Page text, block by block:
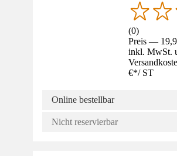
(0)
Preis —
inkl. MwSt.
€*/ ST
Online bestellbar
Nicht reservierbar